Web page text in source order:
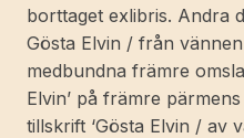
borttaget exlibris. Andra
Gösta Elvin / från
medbundna främre
Elvin’ på främre
tillskrift ‘Gösta Elvin / av